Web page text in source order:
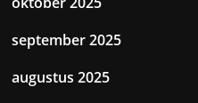
september 2025
augustus 2025